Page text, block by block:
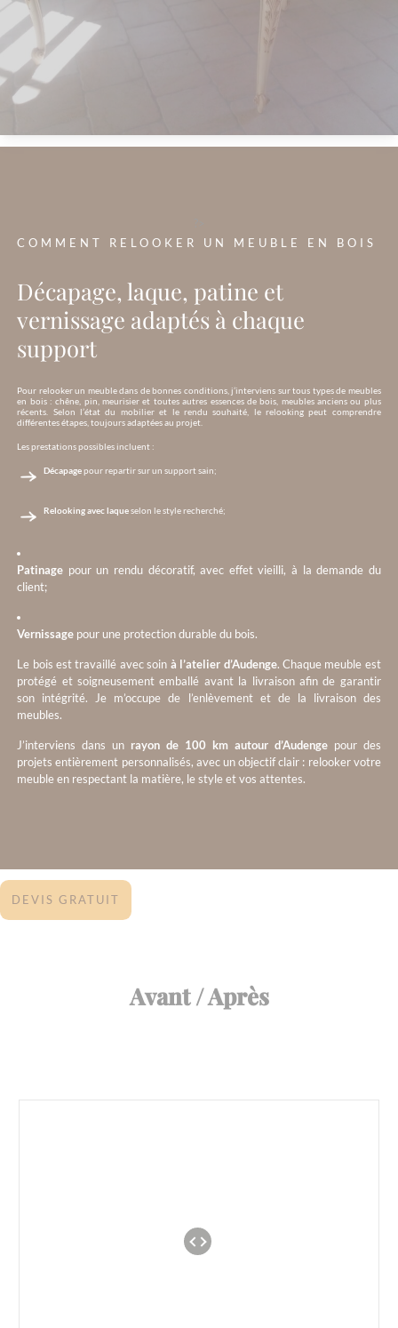
COMMENT RELOOKER UN MEUBLE EN BOIS
Décapage, laque, patine et
vernissage adaptés à chaque
support
Pour relooker un meuble dans de bonnes conditions, j’interviens sur tous types de meubles
en bois : chêne, pin, meurisier et toutes autres essences de bois, meubles anciens ou plus
récents. Selon l’état du mobilier et le rendu souhaité, le relooking peut comprendre
différentes étapes, toujours adaptées au projet.
Les prestations possibles incluent :
Décapagepour repartir sur un support sain;
Relooking avec laqueselon le style recherché;
Patinage pour un rendu décoratif, avec effet vieilli, à la demande du
client;
Vernissage pour une protection durable du bois.
Le bois est travaillé avec soin à l’atelier d’Audenge. Chaque meuble est
protégé et soigneusement emballé avant la livraison afin de garantir
son intégrité. Je m’occupe de l’enlèvement et de la livraison des
meubles.
J’interviens dans un rayon de 100 km autour d’Audengepour des
projets entièrement personnalisés, avec un objectif clair : relooker votre
meuble en respectant la matière, le style et vos attentes.
DEVIS GRATUIT
Avant / Après